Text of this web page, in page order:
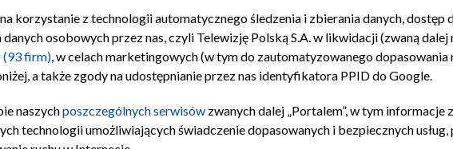
prywatności Moje zgody Pomoc Biuro reklamy Kontakt
korzystanie z technologii automatycznego śledzenia i zbierania danych, dostęp
osobowych przez nas, czyli Telewizję Polską S.A. w likwidacji (zwaną dalej
(93 firm), w celach marketingowych (w tym do zautomatyzowanego
a także zgody na udostępnianie przez nas identyfikatora PPID do Google.
naszychposzczególnych serwisów zwanych dalej „Portalem”, w tym
technologii umożliwiających świadczenie dopasowanych i bezpiecznych